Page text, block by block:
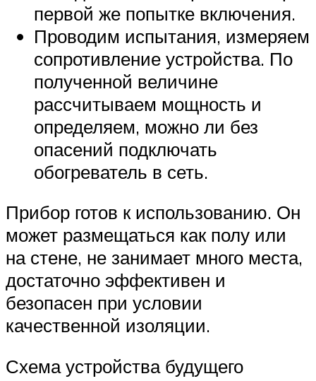
первой же попытке включения.
Проводим испытания, измеряем
сопротивление устройства. По
полученной величине
рассчитываем мощность и
определяем, можно ли без
опасений подключать
обогреватель в сеть.
Прибор готов к использованию. Он
может размещаться как полу или
на стене, не занимает много места,
достаточно эффективен и
безопасен при условии
качественной изоляции.
Схема устройства будущего